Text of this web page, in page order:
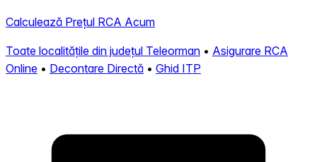
Calculează Prețul RCA Acum
Toate localitățile din județul Teleorman • Asigurare RCA
Online • Decontare Directă • Ghid ITP